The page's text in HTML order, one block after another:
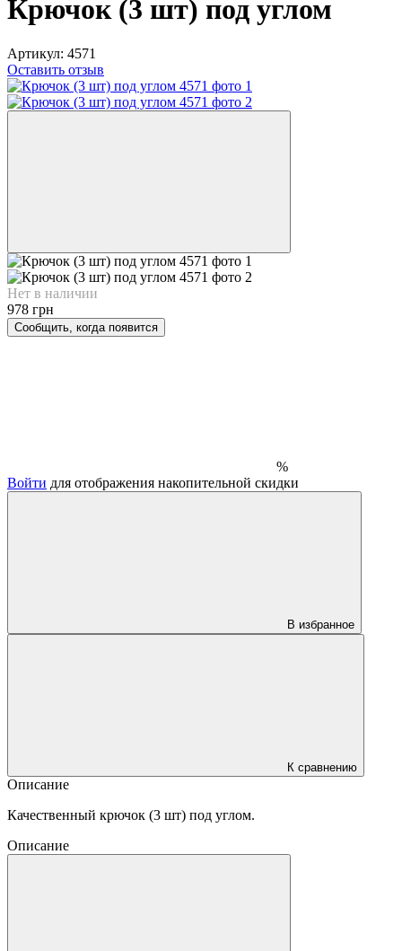
Крючок (3 шт) под углом
Артикул: 4571
Оставить отзыв
Нет в наличии
978 грн
Сообщить, когда появится
%
Войти для отображения накопительной скидки
В избранное
К сравнению
Описание
Качественный крючок (3 шт) под углом.
Описание